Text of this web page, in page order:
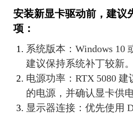
安装新显卡驱动前，建议
项：
系统版本：Windows 10
建议保持系统补丁较新。
电源功率：RTX 5080
的电源，并确认显卡供
显示器连接：优先使用